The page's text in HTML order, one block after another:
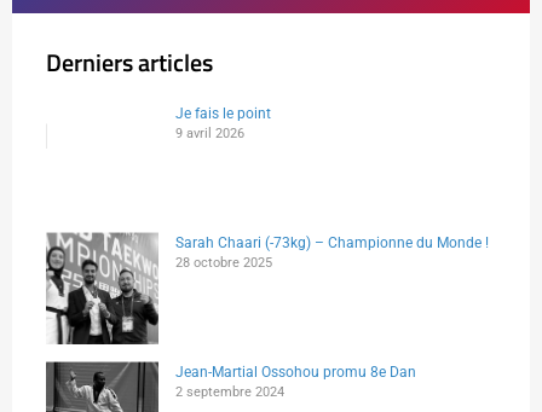
Derniers articles
Je fais le point
9 avril 2026
Sarah Chaari (-73kg) – Championne du Monde !
28 octobre 2025
Jean-Martial Ossohou promu 8e Dan
2 septembre 2024